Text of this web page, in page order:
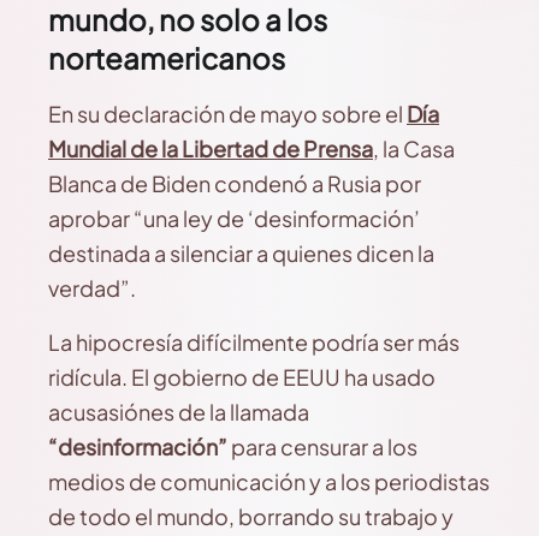
mundo, no solo a los
norteamericanos
En su declaración de mayo sobre el Día
Mundial de la Libertad de Prensa, la Casa
Blanca de Biden condenó a Rusia por
aprobar “una ley de ‘desinformación’
destinada a silenciar a quienes dicen la
verdad”.
La hipocresía difícilmente podría ser más
ridícula. El gobierno de EEUU ha usado
acusasiónes de la llamada
“desinformación” para censurar a los
medios de comunicación y a los periodistas
de todo el mundo, borrando su trabajo y